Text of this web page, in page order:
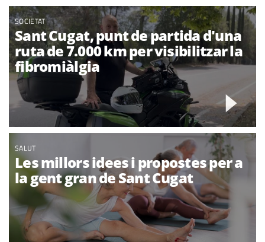
SOCIETAT
Sant Cugat, punt de partida d'una
ruta de 7.000 km per visibilitzar la
fibromiàlgia
SALUT
Les millors idees i propostes per a
la gent gran de Sant Cugat